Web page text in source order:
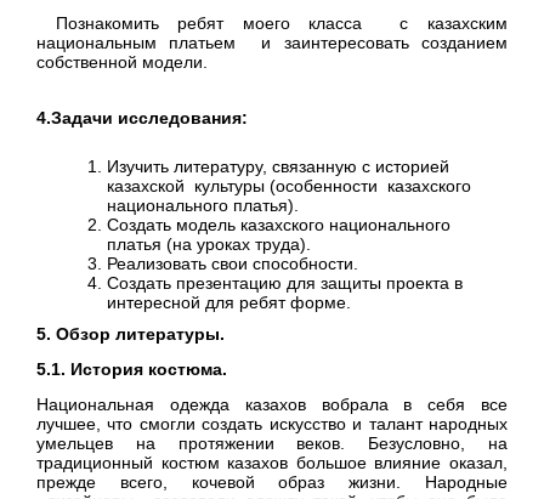
Познакомить ребят моего класса с казахским
национальным платьем и заинтересовать созданием
собственной модели.
4.Задачи исследования:
Изучить литературу, связанную с историей
казахской культуры (особенности казахского
национального платья).
Создать модель казахского национального
платья (на уроках труда).
Реализовать свои способности.
Создать презентацию для защиты проекта в
интересной для ребят форме.
5. Обзор литературы.
5.1. История костюма.
Национальная одежда казахов вобрала в себя все
лучшее, что смогли создать искусство и талант народных
умельцев на протяжении веков. Безусловно, на
традиционный костюм казахов большое влияние оказал,
прежде всего, кочевой образ жизни. Народные